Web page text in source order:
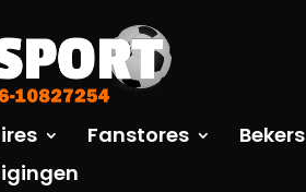
Fanstores Bekers